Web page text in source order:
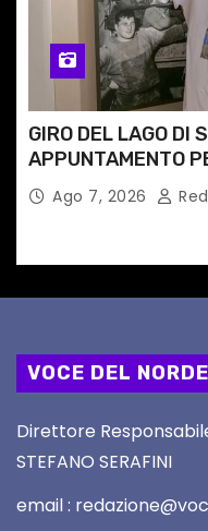
GIRO DEL LAGO DI
APPUNTAMENTO
Ago 7, 2026
VOCE DEL
Direttore
STEFANO SERAFINI
email :